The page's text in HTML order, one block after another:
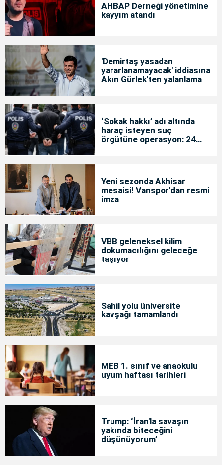
AHBAP Derneği yönetimine
kayyım atandı
'Demirtaş yasadan
yararlanamayacak' iddiasına
Akın Gürlek'ten yalanlama
‘Sokak hakkı’ adı altında
haraç isteyen suç
örgütüne operasyon: 24
Yeni sezonda Akhisar
mesaisi! Vanspor'dan resmi
imza
VBB geleneksel kilim
dokumacılığını geleceğe
taşıyor
Sahil yolu üniversite
kavşağı tamamlandı
MEB 1. sınıf ve anaokulu
uyum haftası tarihleri
Trump: ‘İran'la savaşın
yakında biteceğini
düşünüyorum’